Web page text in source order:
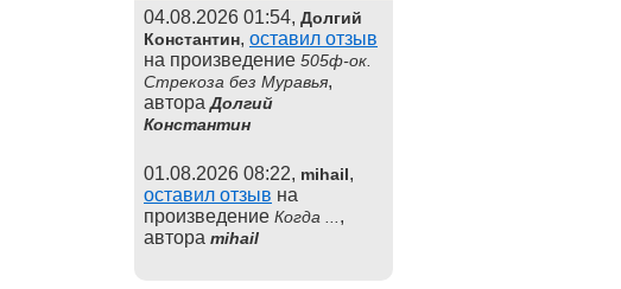
04.08.2026 01:54, Долгий
Константин, оставил отзыв
на произведение 505ф-ок.
Стрекоза без Муравья,
автораДолгий
Константин
01.08.2026 08:22, mihail,
оставил отзыв на
произведение Когда ... ,
автора mihail